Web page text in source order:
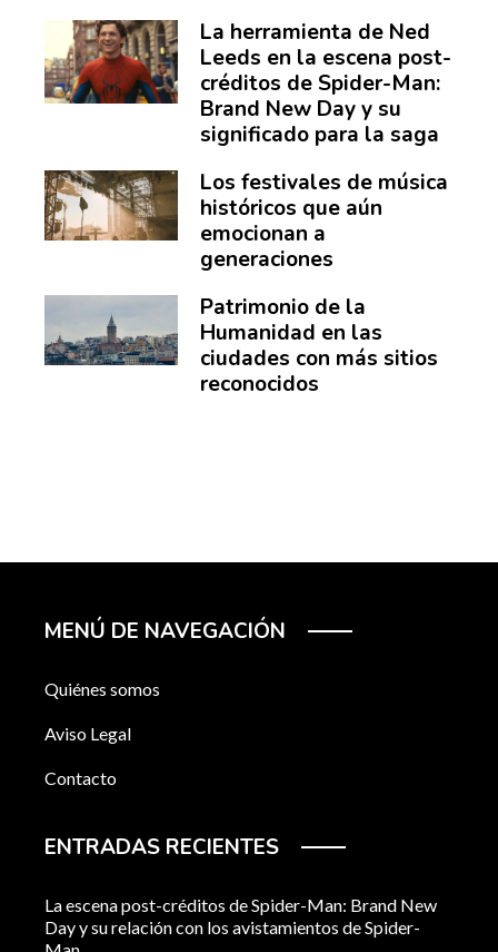
La herramienta de Ned
Leeds en la escena post-
créditos de Spider-Man:
Brand New Day y su
significado para la saga
Los festivales de música
históricos que aún
emocionan a
generaciones
Patrimonio de la
Humanidad en las
ciudades con más sitios
reconocidos
MENÚ DE NAVEGACIÓN
Quiénes somos
Aviso Legal
Contacto
ENTRADAS RECIENTES
La escena post-créditos de Spider-Man: Brand New
Day y su relación con los avistamientos de Spider-